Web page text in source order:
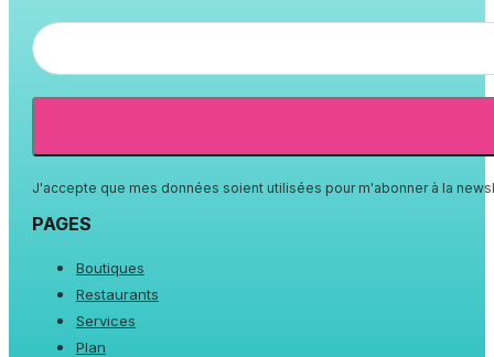
J'accepte que mes données soient utilisées pour m'abonner à la
PAGES
Boutiques
Restaurants
Services
Plan